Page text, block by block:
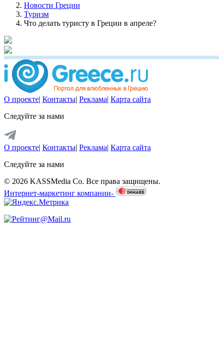
Новости Греции
Туризм
Что делать туристу в Греции в апреле?
О проекте| Контакты| Реклама| Карта сайта
Следуйте за нами
О проекте| Контакты| Реклама| Карта сайта
Следуйте за нами
© 2026 KASSMedia Co. Все права защищены.
Интернет-маркетинг компании-